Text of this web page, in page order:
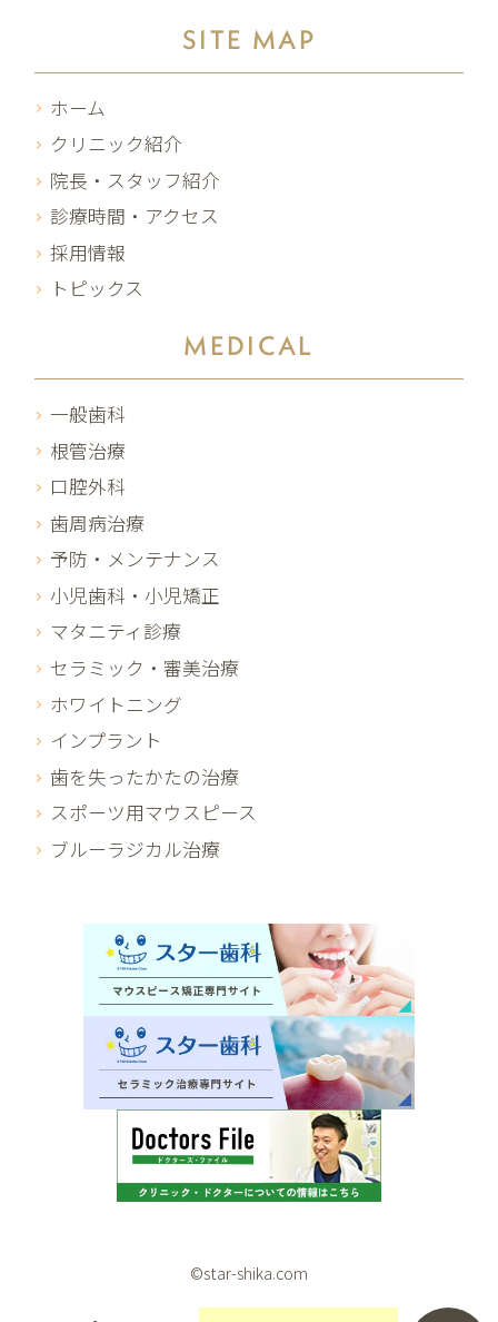
SITE MAP
ホーム
クリニック紹介
院長・スタッフ紹介
診療時間・アクセス
採用情報
トピックス
MEDICAL
一般歯科
根管治療
口腔外科
歯周病治療
予防・メンテナンス
小児歯科・小児矯正
マタニティ診療
セラミック・審美治療
ホワイトニング
インプラント
歯を失ったかたの治療
スポーツ用マウスピース
ブルーラジカル治療
©star-shika.com